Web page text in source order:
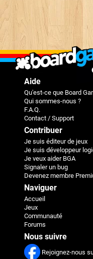
Aide
Qu'est-ce que Board
Qui sommes-nous ?
F.A.Q.
Contact / Support
Contribuer
Je suis éditeur de jeux
Je suis développeur
Je veux aider BGA
Signaler un bug
Devenez membre
Naviguer
Accueil
Jeux
Communauté
Forums
Nous suivre
Rejoignez-nous